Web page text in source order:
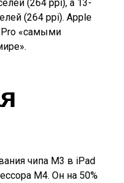
(264 ppi), а 13-
(264 ppi). Apple
«самыми
чипа M3 в iPad
M4. Он на 50%